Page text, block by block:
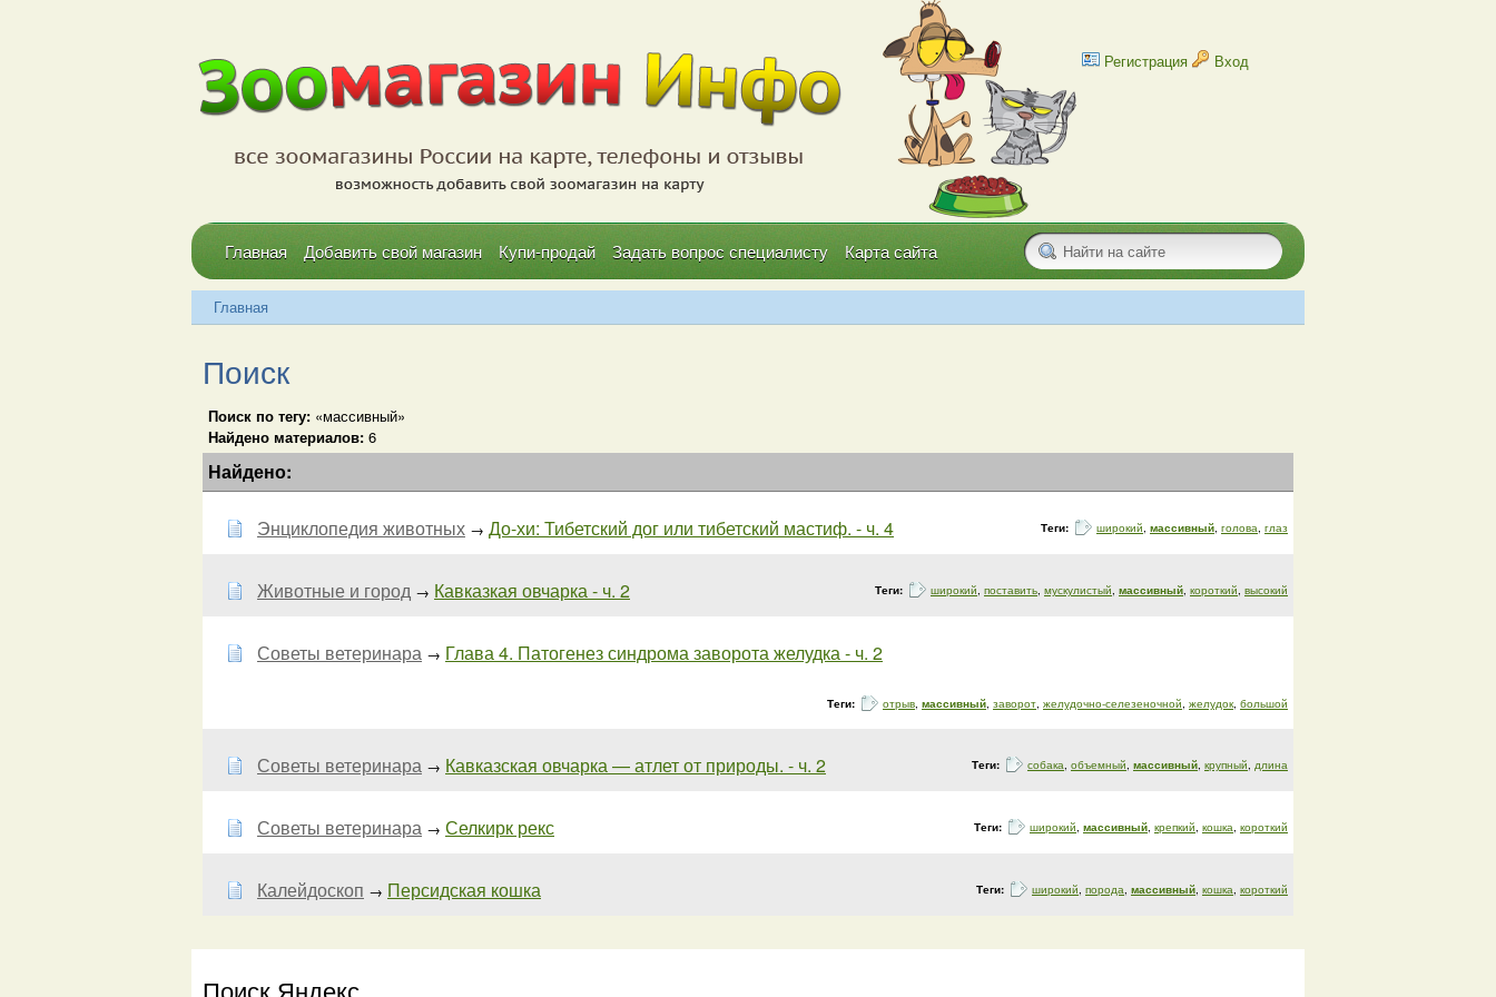
Регистрация Вход
Главная Добавить свой магазин Купи-продай Задать вопрос специалисту Карта сайта
Главная
Поиск
Поиск по тегу: «массивный»
Найдено материалов: 6
Найдено:
Энциклопедия животных → До-хи: Тибетский дог или тибетский мастиф. - ч. 4 Теги: широкий, массивный, голова, глаз
Животные и город → Кавказкая овчарка - ч. 2 Теги: широкий, поставить, мускулистый, массивный, короткий, высокий
Советы ветеринара → Глава 4. Патогенез синдрома заворота желудка - ч. 2
Теги: отрыв, массивный, заворот, желудочно-селезеночной, желудок, большой
Советы ветеринара → Кавказская овчарка — атлет от природы. - ч. 2 Теги: собака, объемный, массивный, крупный, длина
Советы ветеринара → Селкирк рекс Теги: широкий, массивный, крепкий, кошка, короткий
Калейдоскоп → Персидская кошка Теги: широкий, порода, массивный, кошка, короткий
Поиск Яндекс